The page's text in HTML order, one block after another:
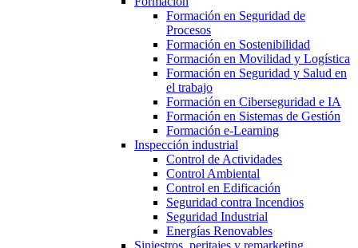
Formación en Seguridad de
Procesos
Formación en Sostenibilidad
Formación en Movilidad y Logística
Formación en Seguridad y Salud en
el trabajo
Formación en Ciberseguridad e IA
Formación en Sistemas de Gestión
Formación e-Learning
Inspección industrial
Control de Actividades
Control Ambiental
Control en Edificación
Seguridad contra Incendios
Seguridad Industrial
Energías Renovables